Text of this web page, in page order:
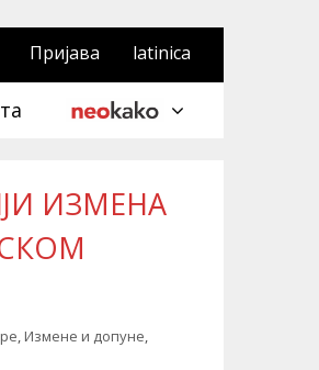
Пријава latinica
ИЗМЕНА
, Измене и допуне,